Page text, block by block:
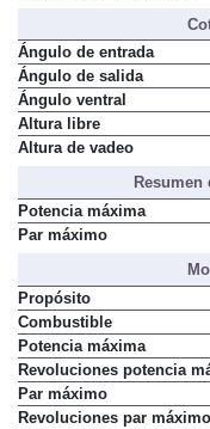
Ángulo de entrada
Ángulo de salida
Ángulo ventral
Altura libre
Altura de vadeo
Potencia máxima
Par máximo
Propósito
Combustible
Potencia máxima
Revoluciones potencia
Par máximo
Revoluciones par máximo